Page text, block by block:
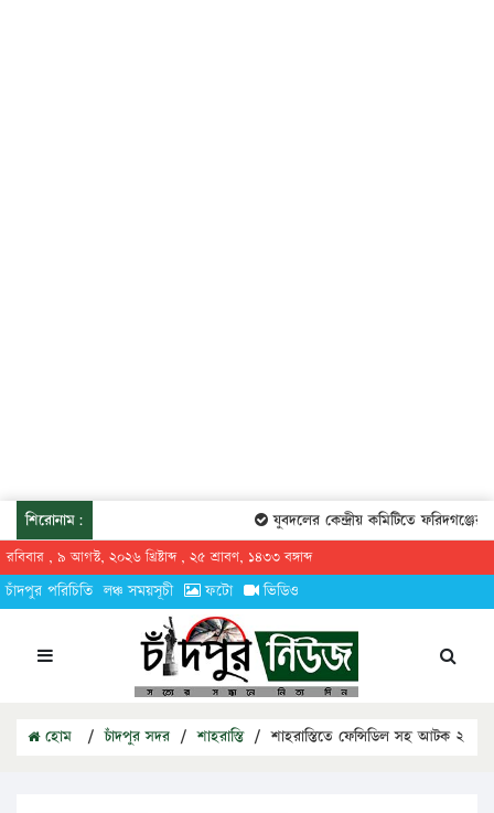
শিরোনাম: যুবদলের কেন্দ্রীয় কমিটিতে ফরিদগঞ্জের
রবিবার , ৯ আগস্ট, ২০২৬ খ্রিষ্টাব্দ , ২৫ শ্রাবণ, ১৪৩৩ বঙ্গাব্দ
চাঁদপুর পরিচিতি লঞ্চ সময়সূচী ফটো ভিডিও
হোম / চাঁদপুর সদর / শাহরাস্তি / শাহরাস্তিতে ফেন্সিডিল সহ আটক ২